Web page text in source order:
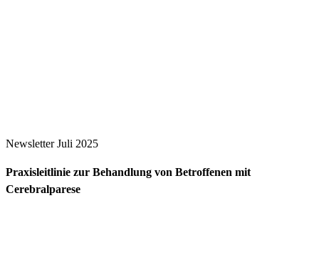
Newsletter Juli 2025
Praxisleitlinie zur Behandlung von Betroffenen mit
Cerebralparese